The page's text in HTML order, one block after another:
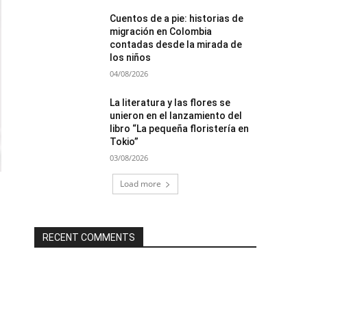
Cuentos de a pie: historias de
migración en Colombia
contadas desde la mirada de
los niños
04/08/2026
La literatura y las flores se
unieron en el lanzamiento del
libro “La pequeña floristería en
Tokio”
03/08/2026
Load more
RECENT COMMENTS